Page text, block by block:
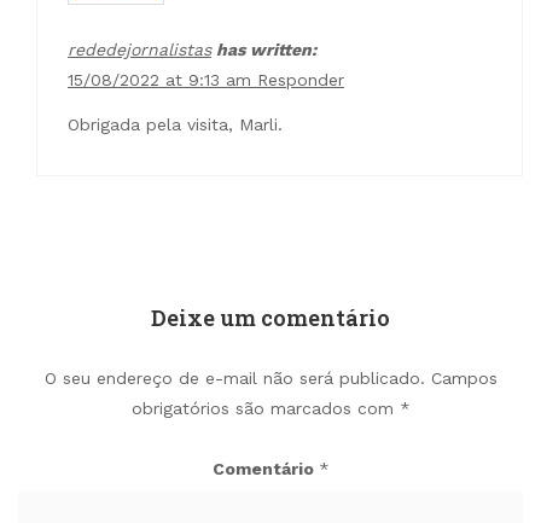
rededejornalistashas written:
15/08/2022 at 9:13 am Responder
Obrigada pela visita, Marli.
Deixe um comentário
O seu endereço de e-mail não será publicado. Campos
obrigatórios são marcados com *
Comentário *